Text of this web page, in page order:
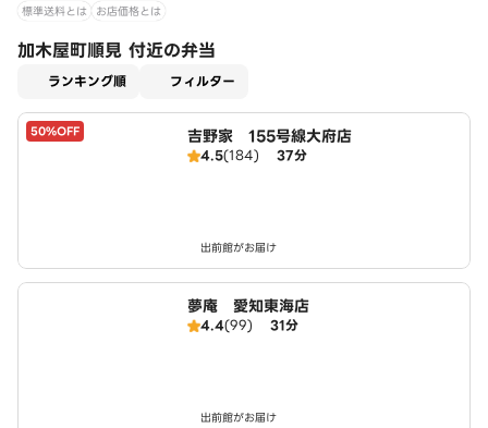
標準送料とは お店価格とは
加木屋町順見 付近の弁当
ランキング順 フィルター
50%OFF 吉野家 155号線大府店
4.5(184) 37分
出前館がお届け
夢庵 愛知東海店
4.4(99) 31分
出前館がお届け